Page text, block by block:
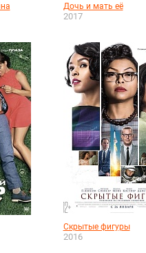
Дочь и мать её
2017
Скрытые фигуры
2016